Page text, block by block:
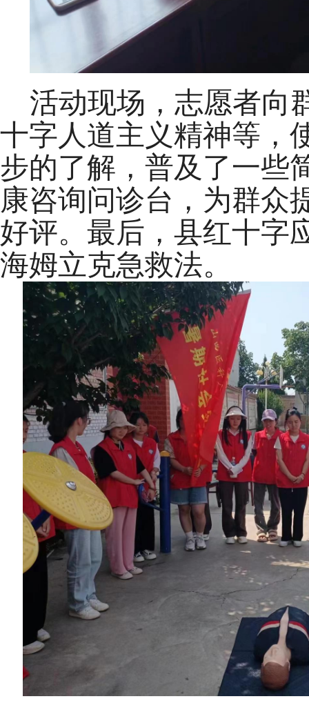
活动现场，志愿者向
十字人道主义精神等，
步的了解，普及了一些
康咨询问诊台，为群众
好评。 最后，县红十字
海姆立克急救法。